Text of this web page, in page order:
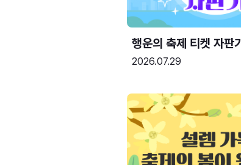
행운의 축제 티켓 자판기
2026.07.29